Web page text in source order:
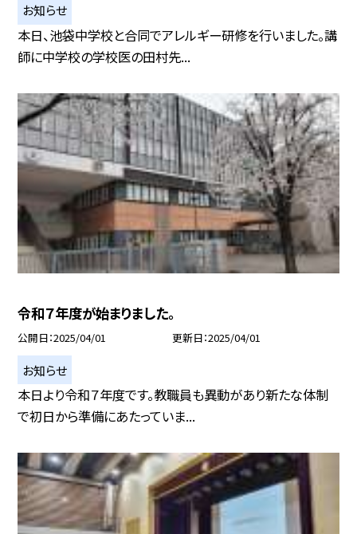
お知らせ
本日、池袋中学校と合同でアレルギー研修を行いました。講
師に中学校の学校医の田村先...
令和７年度が始まりました。
公開日 2025/04/01 更新日 2025/04/01
お知らせ
本日より令和７年度です。教職員も異動があり新たな体制
で初日から準備にあたっていま...